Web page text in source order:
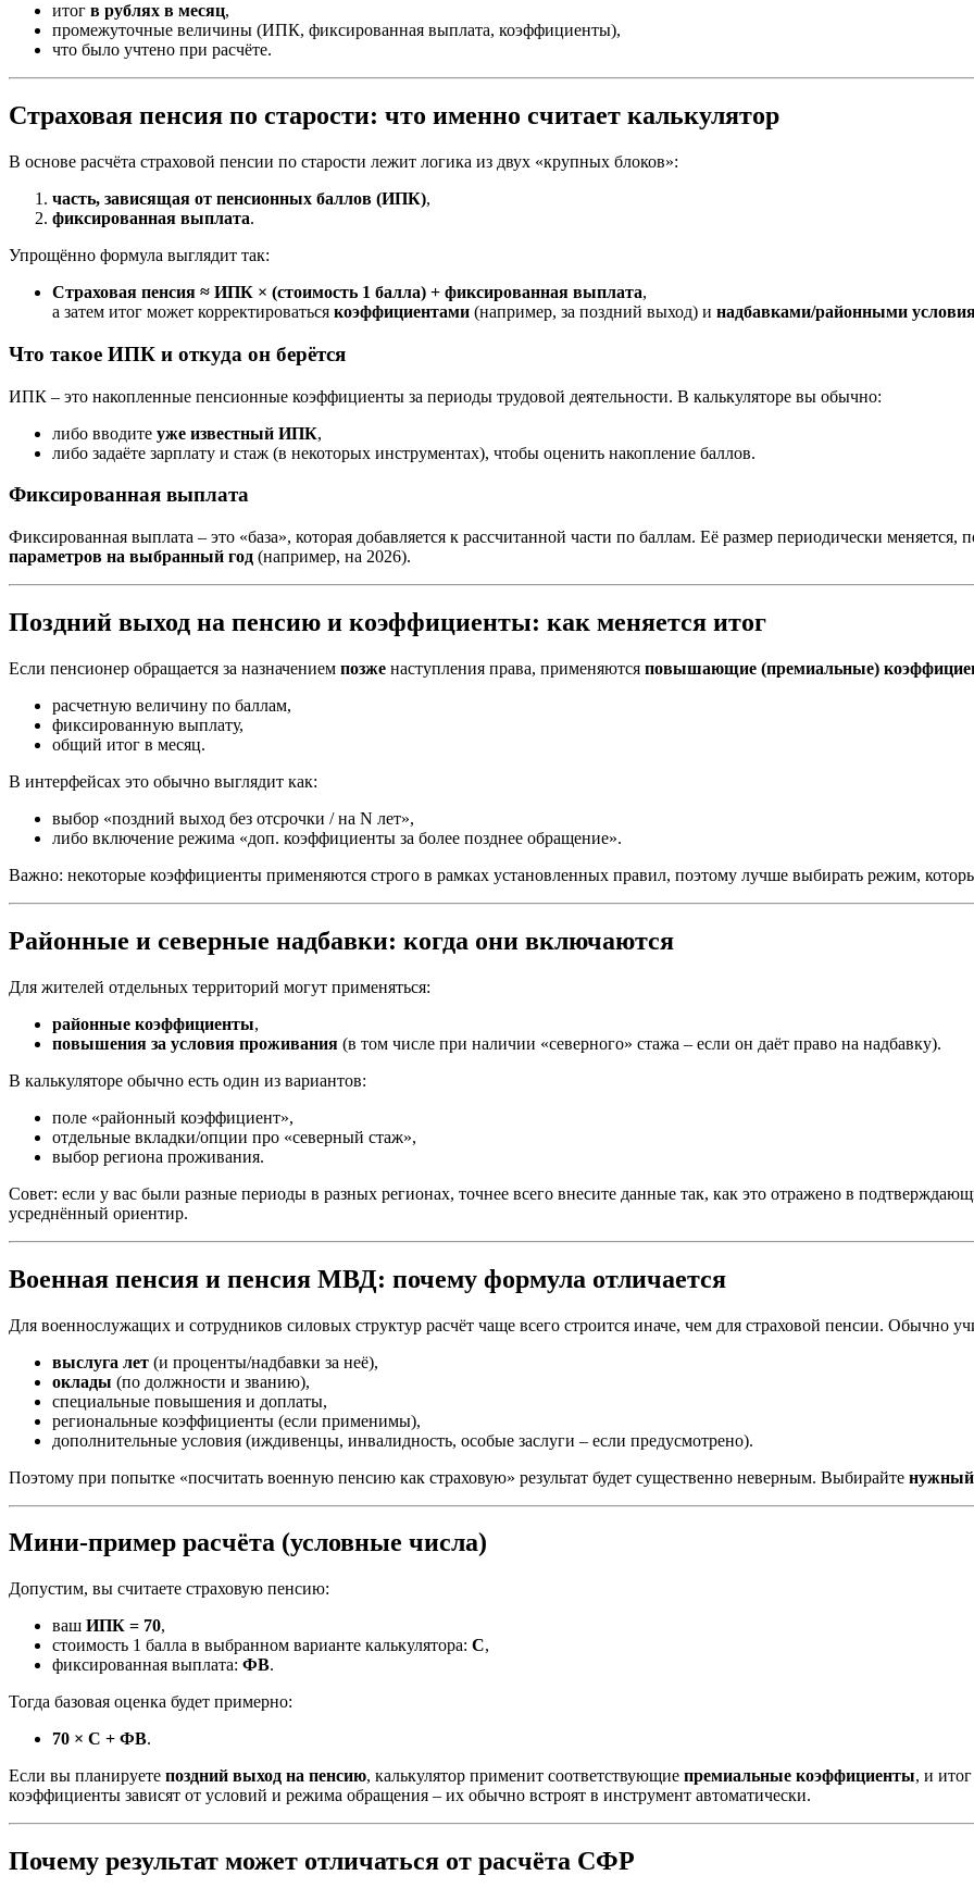
итог в рублях в месяц,
промежуточные величины (ИПК, фиксированная выплата, коэффициенты),
что было учтено при расчёте.
Страховая пенсия по старости: что именно считает калькулятор
В основе расчёта страховой пенсии по старости лежит логика из двух «крупных блоков»:
часть, зависящая от пенсионных баллов (ИПК),
фиксированная выплата.
Упрощённо формула выглядит так:
Страховая пенсия ≈ ИПК × (стоимость 1 балла) + фиксированная выплата,
а затем итог может корректироваться коэффициентами (например, за поздний выход) и надбавками/районными
Что такое ИПК и откуда он берётся
ИПК – это накопленные пенсионные коэффициенты за периоды трудовой деятельности. В калькуляторе вы обычно:
либо вводите уже известный ИПК,
либо задаёте зарплату и стаж (в некоторых инструментах), чтобы оценить накопление баллов.
Фиксированная выплата
Фиксированная выплата – это «база», которая добавляется к рассчитанной части по баллам. Её размер периодически меняется,
параметров на выбранный год (например, на 2026).
Поздний выход на пенсию и коэффициенты: как меняется итог
Если пенсионер обращается за назначением позже наступления права, применяются повышающие (премиальные)
расчетную величину по баллам,
фиксированную выплату,
общий итог в месяц.
В интерфейсах это обычно выглядит как:
выбор «поздний выход без отсрочки / на N лет»,
либо включение режима «доп. коэффициенты за более позднее обращение».
Важно: некоторые коэффициенты применяются строго в рамках установленных правил, поэтому лучше выбирать режим,
Районные и северные надбавки: когда они включаются
Для жителей отдельных территорий могут применяться:
районные коэффициенты,
повышения за условия проживания (в том числе при наличии «северного» стажа – если он даёт право на надбавку).
В калькуляторе обычно есть один из вариантов:
поле «районный коэффициент»,
отдельные вкладки/опции про «северный стаж»,
выбор региона проживания.
Совет: если у вас были разные периоды в разных регионах, точнее всего внесите данные так, как это отражено в
усреднённый ориентир.
Военная пенсия и пенсия МВД: почему формула отличается
Для военнослужащих и сотрудников силовых структур расчёт чаще всего строится иначе, чем для страховой пенсии. Обычно
выслуга лет (и проценты/надбавки за неё),
оклады (по должности и званию),
специальные повышения и доплаты,
региональные коэффициенты (если применимы),
дополнительные условия (иждивенцы, инвалидность, особые заслуги – если предусмотрено).
Поэтому при попытке «посчитать военную пенсию как страховую» результат будет существенно неверным. Выбирайте
Мини-пример расчёта (условные числа)
Допустим, вы считаете страховую пенсию:
ваш ИПК = 70,
стоимость 1 балла в выбранном варианте калькулятора: С,
фиксированная выплата: ФВ.
Тогда базовая оценка будет примерно:
70 × С + ФВ.
Если вы планируете поздний выход на пенсию, калькулятор применит соответствующие премиальные коэффициенты, и
коэффициенты зависят от условий и режима обращения – их обычно встроят в инструмент автоматически.
Почему результат может отличаться от расчёта СФР